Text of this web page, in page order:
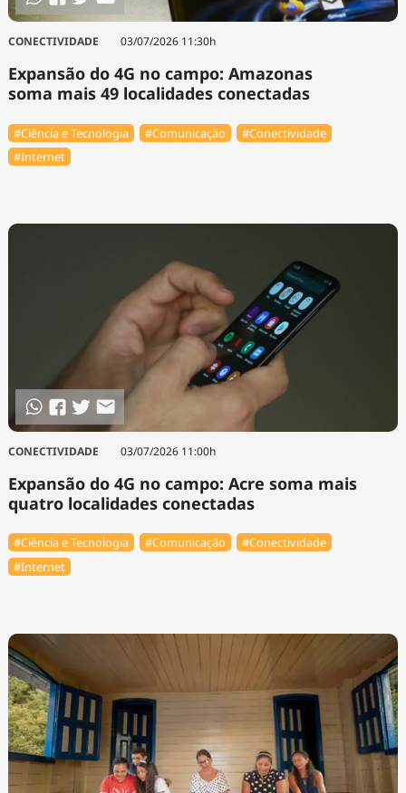
CONECTIVIDADE 03/07/2026 11:30h
Expansão do 4G no campo: Amazonas
soma mais 49 localidades conectadas
#Ciência e Tecnologia #Comunicação
#Conectividade
#Internet
CONECTIVIDADE 03/07/2026 11:00h
Expansão do 4G no campo: Acre soma mais
quatro localidades conectadas
#Ciência e Tecnologia #Comunicação
#Conectividade
#Internet